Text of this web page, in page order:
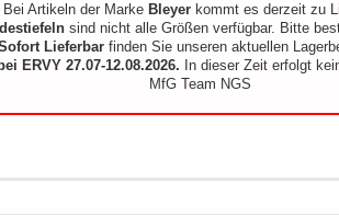
Artikeln der Marke Bleyerkommt es derzeit zu
sind nicht alle Größen verfügbar. Bitte
Lieferbar finden Sie unseren aktuellen
ERVY 27.07-12.08.2026. In dieser Zeit erfolgt
MfG Team NGS